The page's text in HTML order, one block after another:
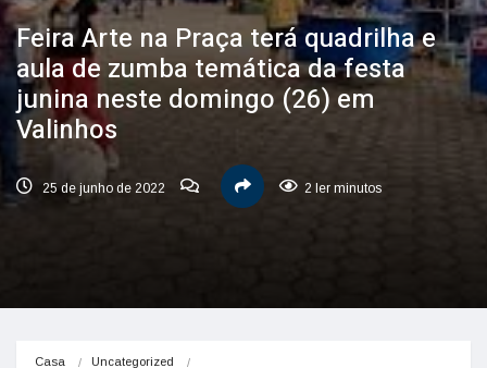
Feira Arte na Praça terá quadrilha e
aula de zumba temática da festa
junina neste domingo (26) em
Valinhos
25 de junho de 2022 2 ler minutos
Casa Uncategorized